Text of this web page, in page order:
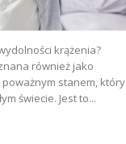
krążenia?
również jako
stanem, który
świecie. Jest to...